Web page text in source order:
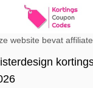
website bevat